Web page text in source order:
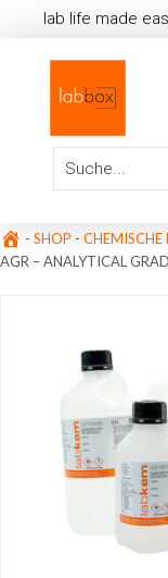
lab life made
- SHOP -
AGR – ANALYTICAL